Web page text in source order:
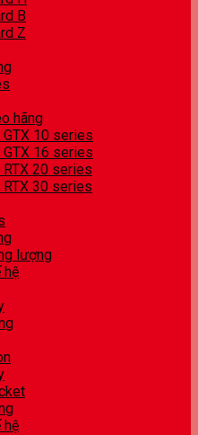
B
Z
hãng
GTX 10 series
GTX 16 series
RTX 20 series
RTX 30 series
lượng
hệ
hệ